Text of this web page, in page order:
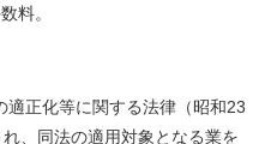
料。
正化等に関する法律（昭和23
、同法の適用対象となる業を